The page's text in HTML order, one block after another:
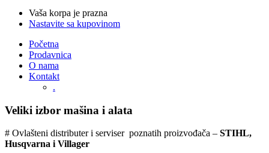
Vaša korpa je prazna
Nastavite sa kupovinom
Početna
Prodavnica
O nama
Kontakt
.
Veliki izbor mašina i alata
# Ovlašteni distributer i serviser poznatih proizvođača – STIHL,
Husqvarna i Villager